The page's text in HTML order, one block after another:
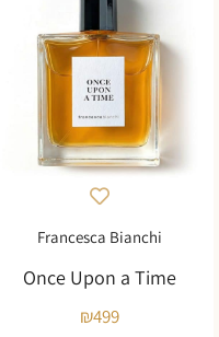
Francesca Bianchi
Once Upon a Time
₪499